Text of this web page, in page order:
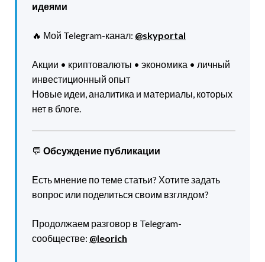
идеями
🔥 Мой Telegram-канал: @skyportal
Акции • криптовалюты • экономика • личный
инвестиционный опыт
Новые идеи, аналитика и материалы, которых
нет в блоге.
💬 Обсуждение публикации
Есть мнение по теме статьи? Хотите задать
вопрос или поделиться своим взглядом?
Продолжаем разговор в Telegram-
сообществе: @leorich